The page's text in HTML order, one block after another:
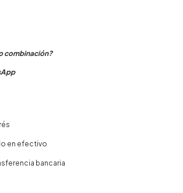
combinación?
en efectivo
bancaria